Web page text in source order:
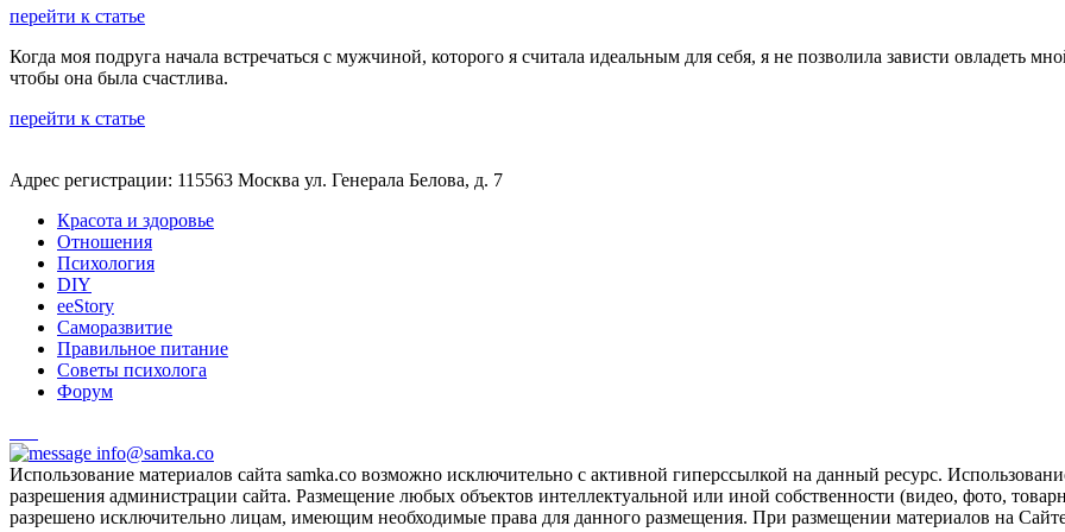
перейти к статье
Когда моя подруга начала встречаться с мужчиной, которого я считала идеальным для себя, я не позволила зависти овладеть
чтобы она была счастлива.
перейти к статье
Адрес регистрации: 115563 Москва ул. Генерала Белова, д. 7
Красота и здоровье
Отношения
Психология
DIY
ееStory
Саморазвитие
Правильное питание
Советы психолога
Форум
info@samka.co
Использование материалов сайта samka.co возможно исключительно с активной гиперссылкой на данный ресурс.
разрешения администрации сайта. Размещение любых объектов интеллектуальной или иной собственности (видео, фото,
разрешено исключительно лицам, имеющим необходимые права для данного размещения. При размещении материалов на Сайте